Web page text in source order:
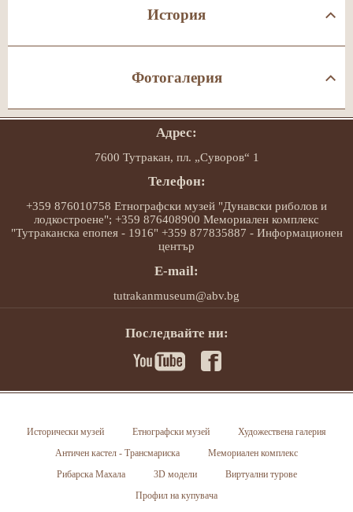
История
Фотогалерия
Адрес:
7600 Тутракан, пл. „Суворов“ 1
Телефон:
+359 876010758 Етнографски музей "Дунавски риболов и
лодкостроене"; +359 876408900 Мемориален комплекс
"Тутраканска епопея - 1916" +359 877835887 - Информационен
център
E-mail:
tutrakanmuseum@abv.bg
Последвайте ни:
Исторически музей Етнографски музей
Художествена галерия
Античен кастел - Трансмариска
Мемориален комплекс
Рибарска Махала
3D модели
Виртуални турове
Профил на купувача